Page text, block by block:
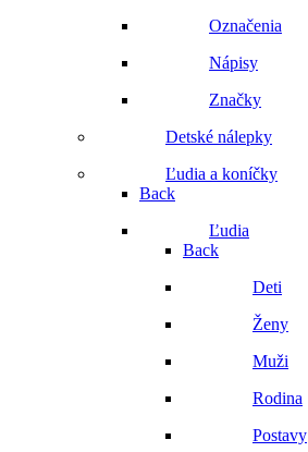
Označenia
Nápisy
Značky
Detské nálepky
Ľudia a koníčky
Back
Ľudia
Back
Deti
Ženy
Muži
Rodina
Postavy